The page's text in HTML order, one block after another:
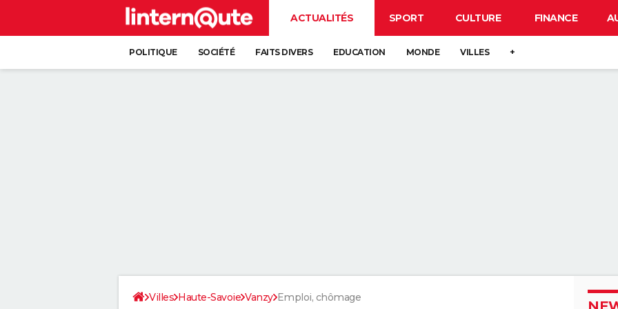
ACTUALITÉS SPORT CULTURE FINANCE
POLITIQUE SOCIÉTÉ FAITS DIVERS EDUCATION MONDE VILLES +
Villes Haute-Savoie Vanzy Emploi, chômage